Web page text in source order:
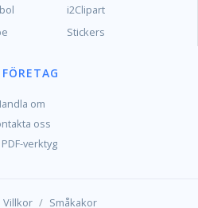
i2Clipart
Stickers
FÖRETAG
om
oss
verktyg
Villkor / Småkakor